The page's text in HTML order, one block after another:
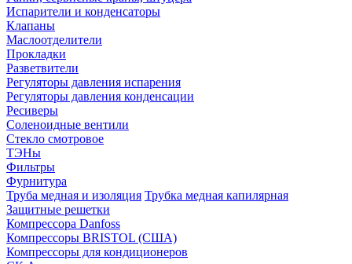
Испарители и конденсаторы
Клапаны
Маслоотделители
Прокладки
Разветвители
Регуляторы давления испарения
Регуляторы давления конденсации
Ресиверы
Соленоидные вентили
Стекло смотровое
ТЭНы
Фильтры
Фурнитура
Труба медная и изоляция Трубка медная капилярная
Защитные решетки
Компрессора Danfoss
Компрессоры BRISTOL (США)
Компрессоры для кондиционеров